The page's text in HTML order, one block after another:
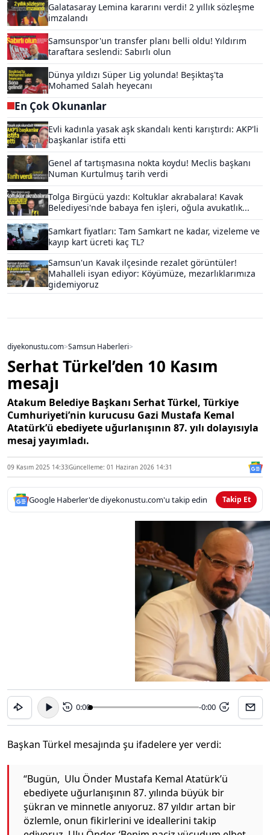
Galatasaray Lemina kararını verdi! 2 yıllık sözleşme
imzalandı
Samsunspor'un transfer planı belli oldu! Yıldırım
taraftara seslendi: Sabırlı olun
Dünya yıldızı Süper Lig yolunda! Beşiktaş'ta
Mohamed Salah heyecanı
En Çok Okunanlar
Evli kadınla yasak aşk skandalı kenti karıştırdı: AKP'li
başkanlar istifa etti
Genel af tartışmasına nokta koydu! Meclis başkanı
Numan Kurtulmuş tarih verdi
Tolga Birgücü yazdı: Koltuklar akrabalara! Kavak
Belediyesi'nde babaya fen işleri, oğula avukatlık...
Samkart fiyatları: Tam Samkart ne kadar, vizeleme ve
kayıp kart ücreti kaç TL?
Samsun'un Kavak ilçesinde rezalet görüntüler!
Mahalleli isyan ediyor: Köyümüze, mezarlıklarımıza
gidemiyoruz
diyekonustu.com>Samsun Haberleri>
Serhat Türkel’den 10 Kasım
mesajı
Atakum Belediye Başkanı Serhat Türkel, Türkiye
Cumhuriyeti’nin kurucusu Gazi Mustafa Kemal
Atatürk’ü ebediyete uğurlanışının 87. yılı dolayısıyla
mesaj yayımladı.
09 Kasım 2025 14:33Güncelleme: 01 Haziran 2026 14:31
Google Haberler'de diyekonustu.com'u takip edin Takip Et
15 0:00 -0:00 15
Başkan Türkel mesajında şu ifadelere yer verdi:
“Bugün, Ulu Önder Mustafa Kemal Atatürk’ü
ebediyete uğurlanışının 87. yılında büyük bir
şükran ve minnetle anıyoruz. 87 yıldır artan bir
özlemle, onun fikirlerini ve ideallerini takip